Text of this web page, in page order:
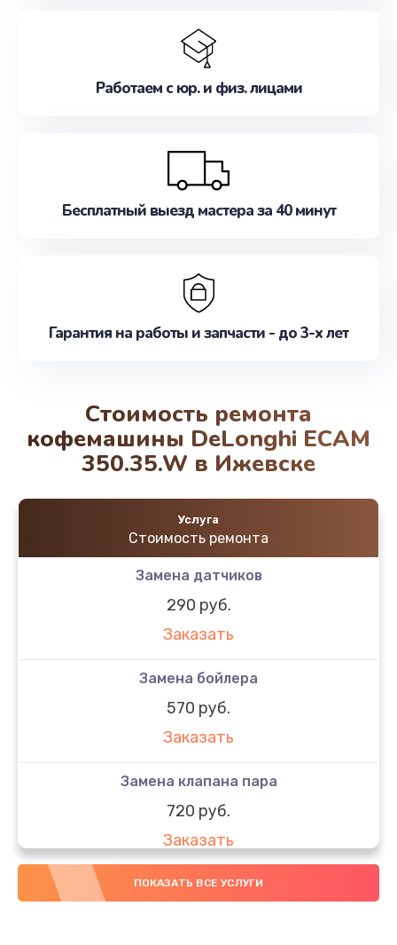
Работаем с юр. и физ. лицами
Бесплатный выезд мастера за 40 минут
Гарантия на работы и запчасти - до 3-х лет
Стоимость ремонта
кофемашины DeLonghi ECAM
350.35.W в Ижевске
Услуга
Стоимость ремонта
Замена датчиков
290 руб.
Заказать
Замена бойлера
570 руб.
Заказать
Замена клапана пара
720 руб.
Заказать
Замена бака воды
ПОКАЗАТЬ ВСЕ УСЛУГИ